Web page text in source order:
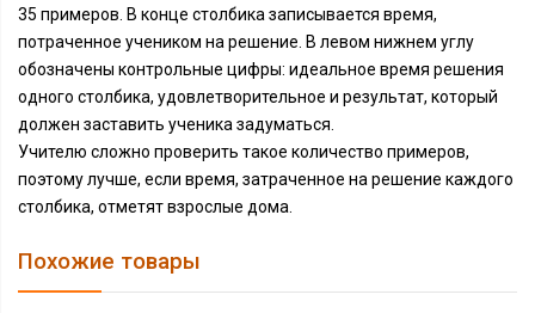
35 примеров. В конце столбика записывается время,
потраченное учеником на решение. В левом нижнем углу
обозначены контрольные цифры: идеальное время решения
одного столбика, удовлетворительное и результат, который
должен заставить ученика задуматься.
Учителю сложно проверить такое количество примеров,
поэтому лучше, если время, затраченное на решение каждого
столбика, отметят взрослые дома.
Похожие товары